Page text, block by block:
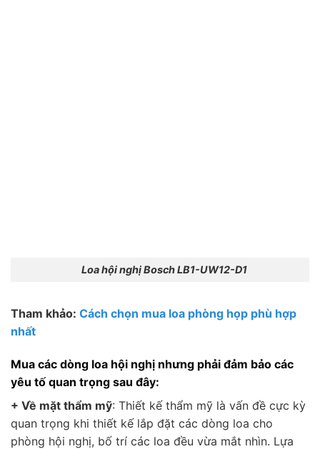
Loa hội nghị Bosch LB1-UW12-D1
Tham khảo: Cách chọn mua loa phòng họp phù hợp
nhất
Mua các dòng loa hội nghị nhưng phải đảm bảo các
yêu tố quan trọng sau đây:
+ Về mặt thẩm mỹ: Thiết kế thẩm mỹ là vấn đề cực kỳ
quan trọng khi thiết kế lắp đặt các dòng loa cho
phòng hội nghị, bố trí các loa đều vừa mắt nhìn. Lựa